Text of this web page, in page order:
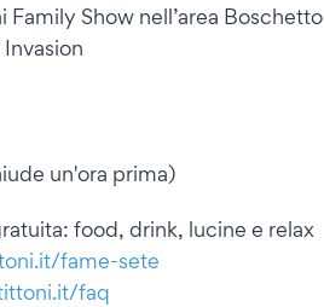
Show nell’area Boschetto
un'ora prima)
food, drink, lucine e relax
fame-sete
faq